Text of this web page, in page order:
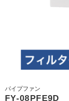
パイプファン
FY-08PFE9D